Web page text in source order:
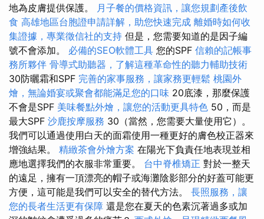
地為皮膚提供保護。 月子餐的價格資訊，讓您規劃產後飲
食 高雄地區台胞證申請詳解，助您快速完成 離婚時如何收
集證據，專業徵信社的支持 但是，您需要知道的是因子編
號不會添加。 必備的SEO軟體工具 您的SPF 信賴的記帳事
務所夥伴 骨導式助聽器，了解這種革命性的聽力輔助技術
30防曬霜和SPF 完善的家事服務，讓家務更輕鬆 桃園外
燴，無論婚宴或聚會都能滿足您的口味 20底漆，那麼保護
不會是SPF 美味餐點外燴，讓您的活動更具特色 50，而是
最大SPF 沙鹿按摩服務 30（當然，您需要大量使用它）。
我們可以通過使用白天的面霜使用一種更好的膚色校正器來
增強結果。 精緻茶會外燴方案 在陽光下負責任地表現並相
應地選擇我們的衣服非常重要。 台中脊椎矯正 對於一整天
的遠足，擁有一頂漂亮的帽子或海灘陰影部分的好蓋可能更
方便，這可能是我們可以安全的替代方法。 長照服務，讓
您的長者生活更有保障 還是您在夏天的色素沉著過多或加